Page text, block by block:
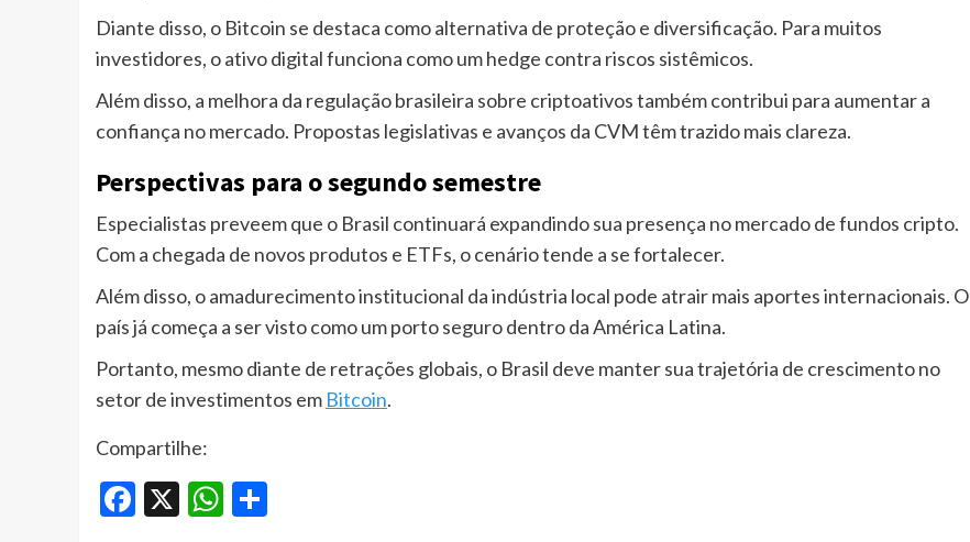
Diante disso, o Bitcoin se destaca como alternativa de proteção e diversificação. Para muitos
investidores, o ativo digital funciona como um hedge contra riscos sistêmicos.
Além disso, a melhora da regulação brasileira sobre criptoativos também contribui para aumentar a
confiança no mercado. Propostas legislativas e avanços da CVM têm trazido mais clareza.
Perspectivas para o segundo semestre
Especialistas preveem que o Brasil continuará expandindo sua presença no mercado de fundos cripto.
Com a chegada de novos produtos e ETFs, o cenário tende a se fortalecer.
Além disso, o amadurecimento institucional da indústria local pode atrair mais aportes internacionais. O
país já começa a ser visto como um porto seguro dentro da América Latina.
Portanto, mesmo diante de retrações globais, o Brasil deve manter sua trajetória de crescimento no
setor de investimentos em Bitcoin.
Compartilhe:
Facebook
X WhatsApp